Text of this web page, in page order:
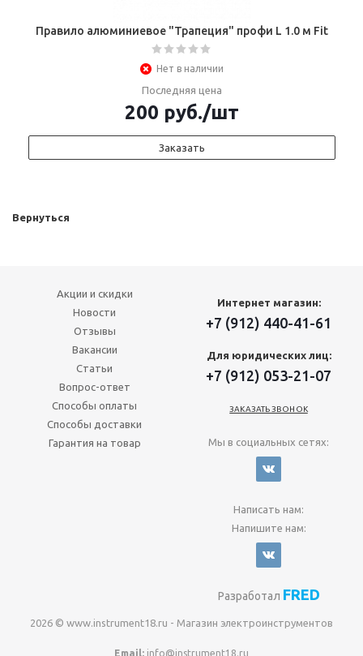
Правило алюминиевое "Трапеция" профи L 1.0 м Fit
Нет в наличии
Последняя цена
200 руб./шт
Заказать
Вернуться
Акции и скидки
Новости
Отзывы
Вакансии
Статьи
Вопрос-ответ
Способы оплаты
Способы доставки
Гарантия на товар
Интернет магазин:
+7 (912) 440-41-61
Для юридических лиц:
+7 (912) 053-21-07
ЗАКАЗАТЬ ЗВОНОК
Мы в социальных сетях:
Написать нам:
Напишите нам:
Разработал FRED
2026 © www.instrument18.ru - Магазин электроинструментов
Email: info@instrument18.ru